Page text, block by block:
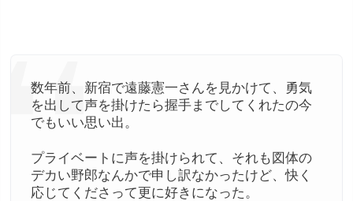
数年前、新宿で遠藤憲一さんを見かけて、勇気
を出して声を掛けたら握手までしてくれたの今
でもいい思い出。
プライベートに声を掛けられて、それも図体の
デカい野郎なんかで申し訳なかったけど、快く
応じてくださって更に好きになった。